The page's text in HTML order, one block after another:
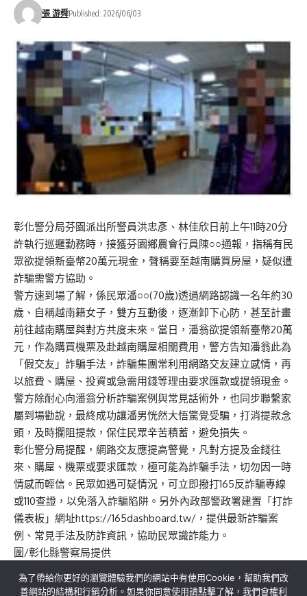
張 游舜Published: 2026/06/03
彰化警分局芬園派出所警員洪忠彥、林佳欣日前上午11時20分
許執行巡邏勤務時，接獲芬園鄉農會行員陳○○通報，指稱有民
眾欲提領新臺幣20萬元現金，聲稱要至越南購買房屋，疑似遭
詐騙需警方協助。
警方速到場了解，係民眾潘○○(70歲)透過網路認識一名年約30
歲、自稱越南籍女子，雙方互動後，逐漸卸下心防，甚至計畫
前往越南購屋與對方共度未來。當日，潘翁欲提領新臺幣20萬
元，作為購買機票及赴越南購屋相關費用，警方告知潘翁此為
「假交友」詐騙手法，詐騙集團常利用網路交友建立感情，再
以旅費、購屋、投資或急需用錢等理由要求匯款或提領現金。
警方除耐心向潘翁分析詐騙案例與常見話術外，也同步聯繫家
屬到場勸說，最終成功讓潘男恍然大悟驚覺受騙，打消提款念
頭，及時攔阻提款，保住民眾辛苦積蓄，避免損失。
彰化警分局提醒，網路交友應提高警覺，凡對方提及金錢往
來、購屋、機票或要求匯款，極可能為詐騙手法，切勿因一時
情感而輕信。民眾如遇可疑情況，可立即撥打165反詐騙專線
或110查證，以免落入詐騙陷阱。另外內政部警政署建置「打詐
儀表板」網址https://165dashboard.tw/，提供最新詐騙案
例、常見手法及防詐資訊，協助民眾識詐能力。
圖/彰化縣警察局提供
為了帶給你更好的瀏覽體驗我們的網站中有使用Cookie，幫助我們改
善網站的結構和行銷分析。如果你同意使用請點擊了解，我們會權利